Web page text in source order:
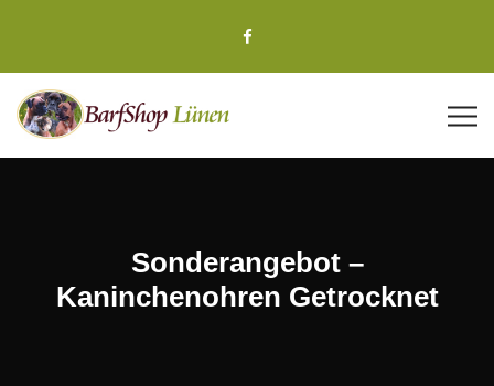
Sonderangebot –
Kaninchenohren Getrocknet